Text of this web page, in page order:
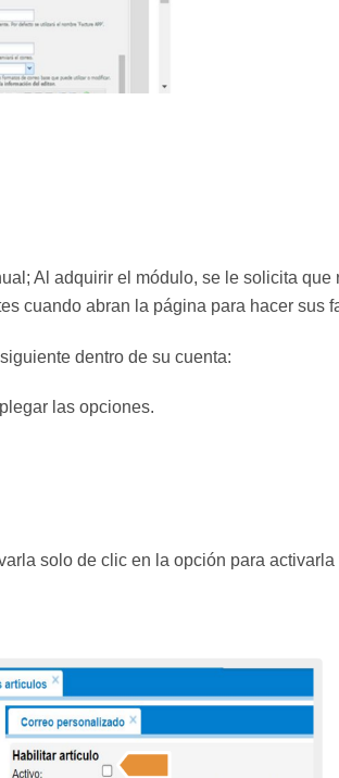
Al adquirir el módulo, se le solicita
cuando abran la página para hacer sus
dentro de su cuenta:
las opciones.
solo de clic en la opción para activarla